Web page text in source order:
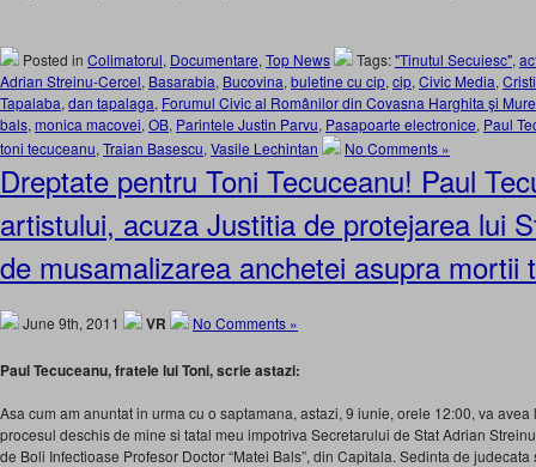
Posted in Colimatorul, Documentare, Top News Tags:"Tinutul Secuiesc",
Adrian Streinu-Cercel, Basarabia, Bucovina, buletine cu cip, cip, Civic Media,
Tapalaba, dan tapalaga, Forumul Civic al Românilor din Covasna Harghita şi
bals, monica macovei, OB, Parintele Justin Parvu, Pasapoarte electronice, Paul
toni tecuceanu, Traian Basescu, Vasile Lechintan No Comments »
Dreptate pentru Toni Tecuceanu! Paul
artistului, acuza Justitia de protejarea lui
de musamalizarea anchetei asupra mortii
June 9th, 2011 VR No Comments »
Paul Tecuceanu, fratele lui Toni, scrie astazi:
Asa cum am anuntat in urma cu o saptamana, astazi, 9 iunie, orele 12:00, va
procesul deschis de mine si tatal meu impotriva Secretarului de Stat Adrian
de Boli Infectioase Profesor Doctor “Matei Bals”, din Capitala. Sedinta de